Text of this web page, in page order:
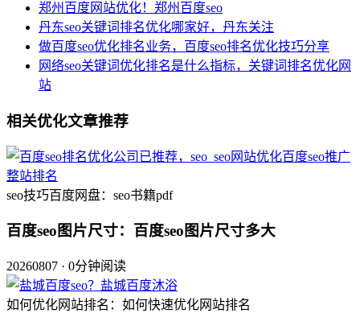
郑州百度网站优化！郑州百度seo
丹东seo关键词排名优化哪家好，丹东关注
做百度seo优化排名业务，百度seo排名优化技巧分享
网络seo关键词优化排名是什么指标，关键词排名优化网
站
相关优化文章推荐
seo技巧百度网盘：seo书籍pdf
百度seo图片尺寸：百度seo图片尺寸多大
20260807 · 0分钟阅读
如何优化网站排名：如何快速优化网站排名